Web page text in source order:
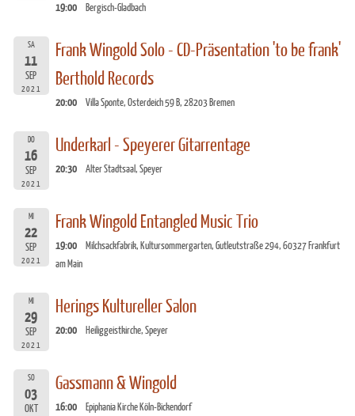
19:00 Bergisch-Gladbach
SA
11
SEP
2021
Frank Wingold Solo - CD-Präsentation 'to be frank'
Berthold Records
20:00 Villa Sponte, Osterdeich 59 B, 28203 Bremen
DO
16
SEP
2021
Underkarl - Speyerer Gitarrentage
20:30 Alter Stadtsaal, Speyer
MI
22
SEP
2021
Frank Wingold Entangled Music Trio
19:00
Milchsackfabrik, Kultursommergarten, Gutleutstraße 294, 60327 Frankfurt
am Main
MI
29
SEP
2021
Herings Kultureller Salon
20:00 Heiliggeistkirche, Speyer
SO
03
OKT
Gassmann & Wingold
16:00 Epiphania Kirche Köln-Bickendorf